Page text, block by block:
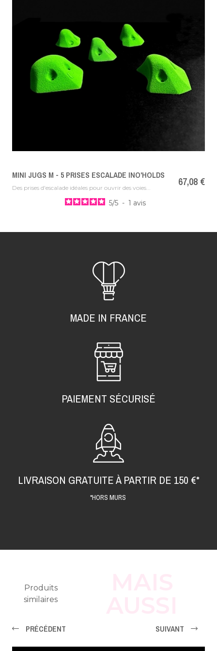
MINI JUGS M - 5 PRISES ESCALADE INO'HOLDS
Des prises d'escalade idéales pour ouvrir des voies...
Prix
67,08 €
5/5 - 1 avis
MADE IN FRANCE
PAIEMENT SÉCURISÉ
LIVRAISON GRATUITE À PARTIR DE 150 €*
*HORS MURS
Produits
similaires
PRÉCÉDENT SUIVANT